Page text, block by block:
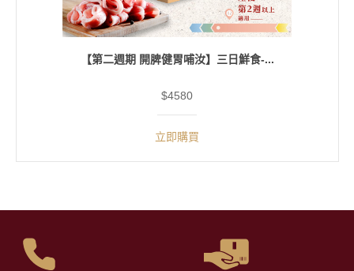
【第二週期 開脾健胃哺汝】三日鮮食-...
$4580
立即購買